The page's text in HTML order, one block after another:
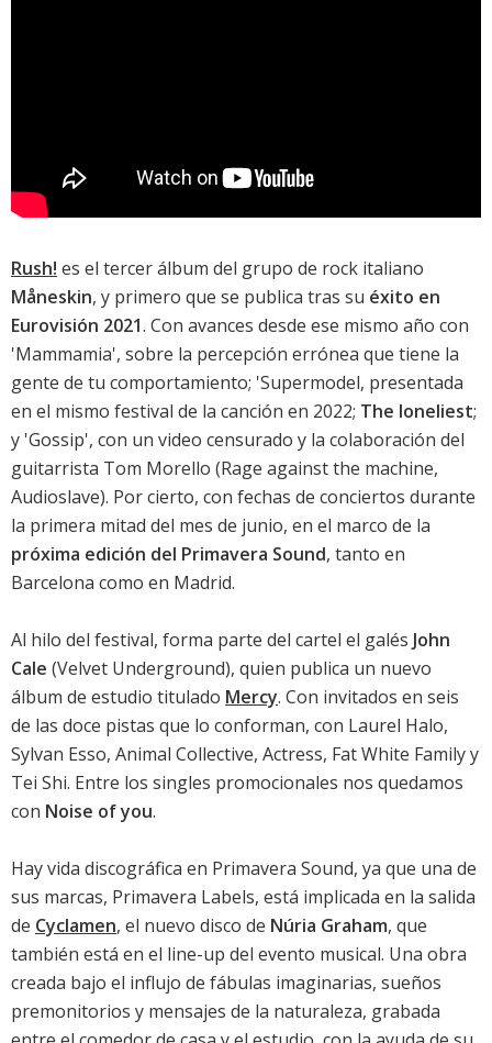
Rush! es el tercer álbum del grupo de rock italiano
Måneskin, y primero que se publica tras su éxito en
Eurovisión 2021. Con avances desde ese mismo año con
'Mammamia', sobre la percepción errónea que tiene la
gente de tu comportamiento; 'Supermodel, presentada
en el mismo festival de la canción en 2022; The loneliest;
y 'Gossip', con un video censurado y la colaboración del
guitarrista Tom Morello (Rage against the machine,
Audioslave). Por cierto, con fechas de conciertos durante
la primera mitad del mes de junio, en el marco de la
próxima edición del Primavera Sound, tanto en
Barcelona como en Madrid.
Al hilo del festival, forma parte del cartel el galés John
Cale (Velvet Underground), quien publica un nuevo
álbum de estudio titulado Mercy. Con invitados en seis
de las doce pistas que lo conforman, con Laurel Halo,
Sylvan Esso, Animal Collective, Actress, Fat White Family y
Tei Shi. Entre los singles promocionales nos quedamos
con Noise of you.
Hay vida discográfica en Primavera Sound, ya que una de
sus marcas, Primavera Labels, está implicada en la salida
de Cyclamen, el nuevo disco de Núria Graham, que
también está en el line-up del evento musical. Una obra
creada bajo el influjo de fábulas imaginarias, sueños
premonitorios y mensajes de la naturaleza, grabada